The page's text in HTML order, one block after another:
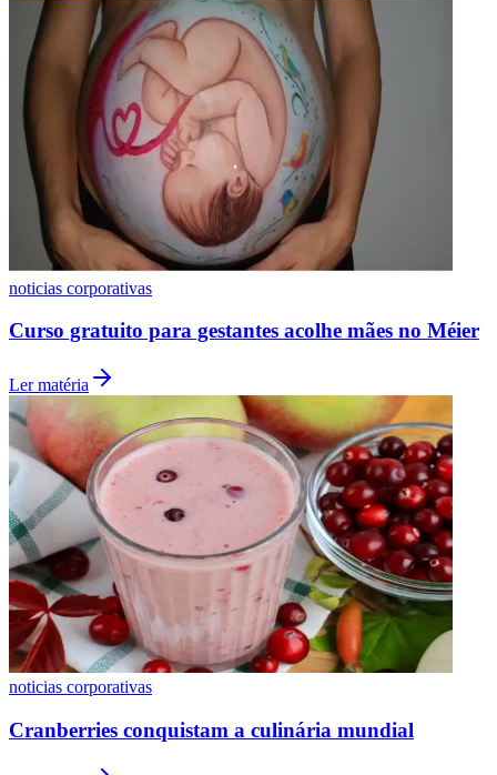
Goiás
noticias corporativas
Curso gratuito para gestantes acolhe mães no Méier
Ler matéria
noticias corporativas
Cranberries conquistam a culinária mundial